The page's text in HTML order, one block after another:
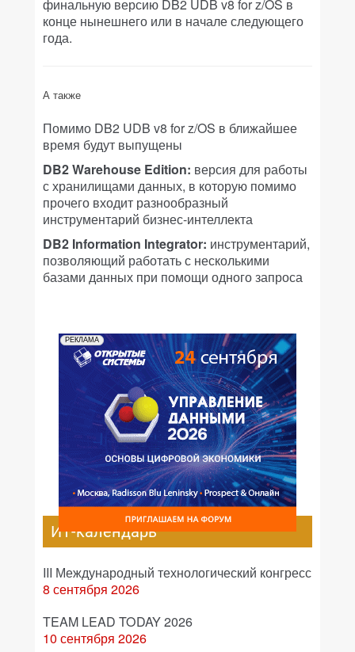
финальную версию DB2 UDB v8 for z/OS в
конце нынешнего или в начале следующего
года.
А также
Помимо DB2 UDB v8 for z/OS в ближайшее
время будут выпущены
DB2 Warehouse Edition: версия для работы
с хранилищами данных, в которую помимо
прочего входит разнообразный
инструментарий бизнес-интеллекта
DB2 Information Integrator: инструментарий,
позволяющий работать с несколькими
базами данных при помощи одного запроса
РЕКЛАМА
ИТ-календарь
III Международный технологический конгресс
8 сентября 2026
TEAM LEAD TODAY 2026
10 сентября 2026